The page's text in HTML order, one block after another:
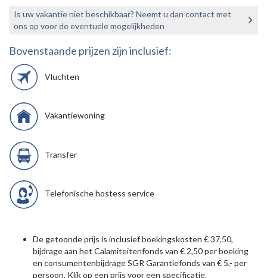
Is uw vakantie niet beschikbaar? Neemt u dan contact met
ons op voor de eventuele mogelijkheden
Bovenstaande prijzen zijn inclusief:
Vluchten
Vakantiewoning
Transfer
Telefonische hostess service
De getoonde prijs is inclusief boekingskosten € 37,50,
bijdrage aan het Calamiteitenfonds van € 2,50 per boeking
en consumentenbijdrage SGR Garantiefonds van € 5,- per
persoon. Klik op een prijs voor een specificatie.